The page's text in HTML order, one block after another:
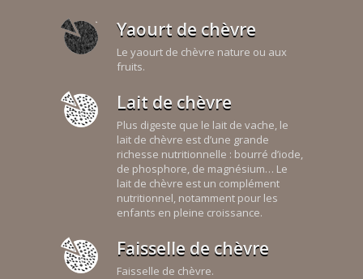
Yaourt de chèvre
Le yaourt de chèvre nature ou aux
fruits.
Lait de chèvre
Plus digeste que le lait de vache, le
lait de chèvre est d’une grande
richesse nutritionnelle : bourré d’iode,
de phosphore, de magnésium… Le
lait de chèvre est un complément
nutritionnel, notamment pour les
enfants en pleine croissance.
Faisselle de chèvre
Faisselle de chèvre.